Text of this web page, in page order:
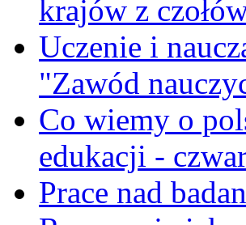
krajów z
Uczenie i
"Zawód
Co wiemy o
edukacji -
Prace nad